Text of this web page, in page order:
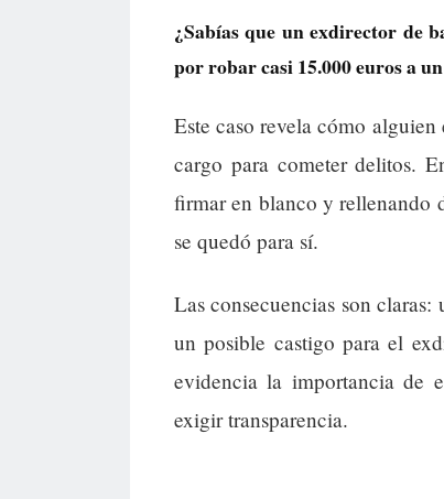
¿Sabías que un exdirector de
por robar casi 15.000 euros a
Este caso revela cómo
cargo para cometer delitos.
firmar en blanco y rellenando
se quedó para sí.
Las consecuencias son
un posible castigo para el
evidencia la importancia de
exigir transparencia.